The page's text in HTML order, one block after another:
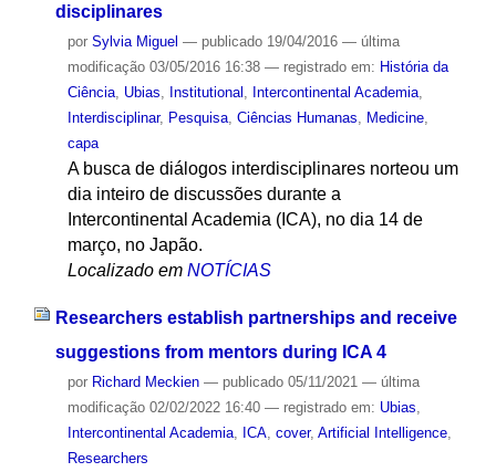
disciplinares
por Sylvia Miguel — publicado19/04/2016 — última
modificação03/05/2016 16:38 — registrado em: História da
Ciência, Ubias Institutional Intercontinental Academia,
Interdisciplinar, Pesquisa, Ciências Humanas Medicine,
capa
A busca de diálogos interdisciplinares norteou um
dia inteiro de discussões durante a
Intercontinental Academia (ICA), no dia 14 de
março, no Japão.
Localizado em NOTÍCIAS
Researchers establish partnerships and receive
suggestions from mentors during ICA 4
por Richard Meckien — publicado05/11/2021 — última
modificação02/02/2022 16:40 — registrado em: Ubias
Intercontinental Academia, ICA, cover, Artificial Intelligence,
Researchers